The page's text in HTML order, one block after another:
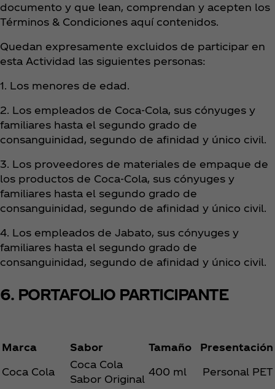
documento y que lean, comprendan y acepten los
Términos & Condiciones aquí contenidos.
Quedan expresamente excluidos de participar en
esta Actividad las siguientes personas:
1. Los menores de edad.
2. Los empleados de Coca‑Cola, sus cónyuges y
familiares hasta el segundo grado de
consanguinidad, segundo de afinidad y único civil.
3. Los proveedores de materiales de empaque de
los productos de Coca‑Cola, sus cónyuges y
familiares hasta el segundo grado de
consanguinidad, segundo de afinidad y único civil.
4. Los empleados de Jabato, sus cónyuges y
familiares hasta el segundo grado de
consanguinidad, segundo de afinidad y único civil.
6. PORTAFOLIO PARTICIPANTE
Marca Sabor Tamaño Presentación
Coca Cola
Coca Cola
Sabor Original
400 ml Personal PET